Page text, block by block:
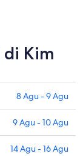
Kim
8 Agu - 9 Agu
9 Agu - 10 Agu
14 Agu - 16 Agu